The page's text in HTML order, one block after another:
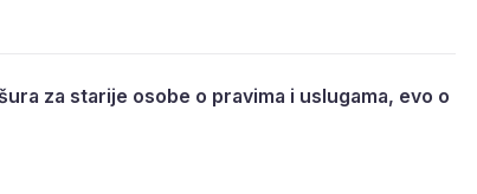
za starije osobe o pravima i uslugama, evo o